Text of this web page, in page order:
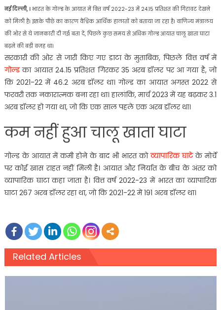
नई दिल्ली, ।भारत के गोल्ड के आयात में वित्त वर्ष 2022-23 में 24.15 प्रतिशत की गिरावट देखने
को मिली है। इसके पीछे का कारण वैश्विक आर्थिक हालातों को बताया जा रहा है। वाणिज्य मंत्रालय
की ओर से ये जानकारी दी गई। बता दें, पिछले कुछ समय से अधिक गोल्ड आयात चालू खाता घाटा
बढ़ने की बड़ी वजह था।
सरकारी की ओर से जारी किए गए डाटा के मुताबिक, पिछले वित्त वर्ष में
गोल्डका आयात 24.15 प्रतिशत गिरकर 35 अरब डॉलर पर आ गया है, जो
कि 2021-22 में 46.2 अरब डॉलर था। गोल्ड का आयात अगस्त 2022 से
फरवरी तक नकारात्मक बना रहा था। हालांकि, मार्च 2023 में यह बढ़कर 3.1
अरब डॉलर हो गया था, जो कि एक साल पहले एक अरब डॉलर था।
कम नहीं हुआ चालू खाता घाटा
गोल्ड के आयात में कमी होने के बाद भी भारत कोव्यापारिक घाटेके मोर्चे
पर कोई खास राहत नहीं मिली है। आयात और निर्यात के बीच के अंतर को
व्यापारिक घाटा कहा जाता है। वित्त वर्ष 2022-23 में भारत का व्यापारिक
घाटा 267 अरब डॉलर रहा था, जो कि 2021-22 में 191 अरब डॉलर था।
Related Articles